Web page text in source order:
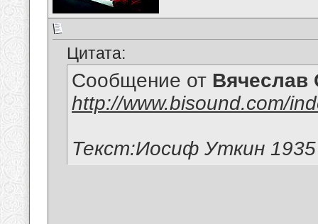
Цитата:
Сообщение от Вячеслав
http://www.bisound.com/
Текст:Иосиф Уткин 1935